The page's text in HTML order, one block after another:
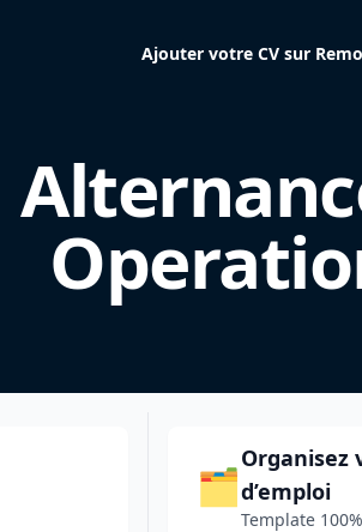
Ajouter votre CV sur
🗂️
Organisez
d’emploi
Template